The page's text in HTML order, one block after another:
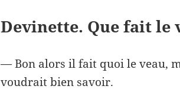
Devinette. Que fait le
— Bon alors il fait quoi le veau,
voudrait bien savoir.